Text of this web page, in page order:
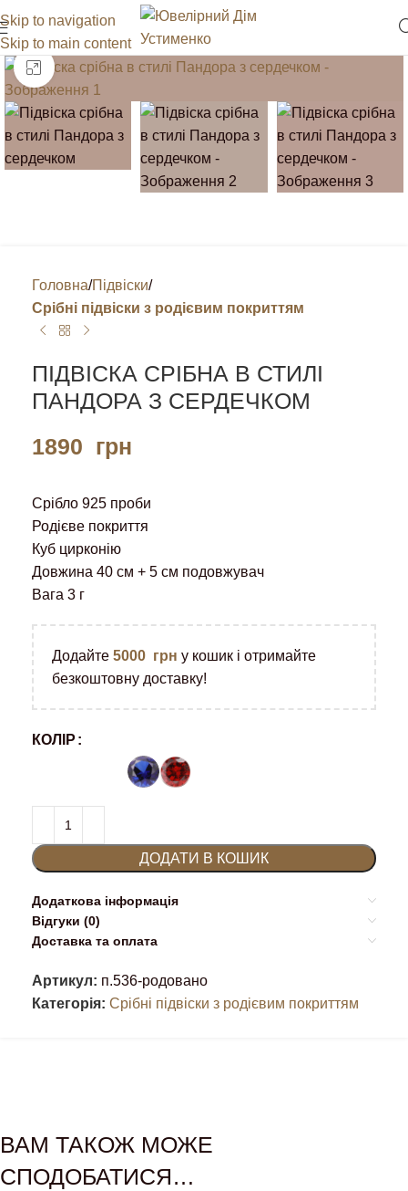
Skip to navigation
Skip to main content
Клацніть, щоб збільшити
Головна Підвіски
Срібні підвіски з родієвим покриттям
ПІДВІСКА СРІБНА В СТИЛІ
ПАНДОРА З СЕРДЕЧКОМ
1890 грн
Срібло 925 проби
Родієве покриття
Куб цирконію
Довжина 40 см + 5 см подовжувач
Вага 3 г
Додайте 5000 грн у кошик і отримайте
безкоштовну доставку!
КОЛІР
ДОДАТИ В КОШИК
Додаткова інформація
Відгуки (0)
Доставка та оплата
Артикул: п.536-родовано
Категорія: Срібні підвіски з родієвим покриттям
ВАМ ТАКОЖ МОЖЕ
СПОДОБАТИСЯ…